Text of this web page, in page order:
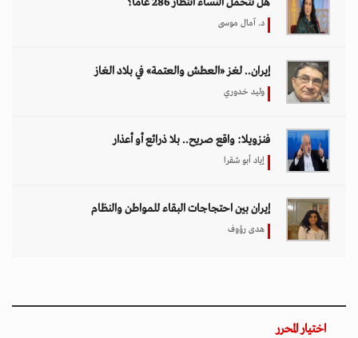
د. آمال موسى
إيران.. لغز «العطش والعتمة» في بلاد الغاز
وليد خدوري
فنزويلا: واقع صريح.. بلا ذرائع أو أعذار
إياد أبو شقرا
إيران بين احتجاجات البقاء للمواطن والنظام
هدى رؤوف
اختيار المحرر